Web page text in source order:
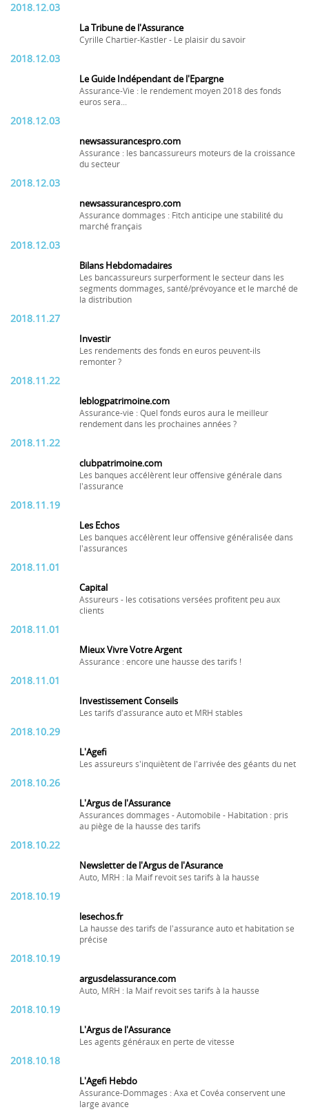
2018.12.03
La Tribune de l'Assurance
Cyrille Chartier-Kastler - Le plaisir du savoir
2018.12.03
Le Guide Indépendant de l'Epargne
Assurance-Vie : le rendement moyen 2018 des fonds
euros sera...
2018.12.03
newsassurancespro.com
Assurance : les bancassureurs moteurs de la croissance
du secteur
2018.12.03
newsassurancespro.com
Assurance dommages : Fitch anticipe une stabilité du
marché français
2018.12.03
Bilans Hebdomadaires
Les bancassureurs surperforment le secteur dans les
segments dommages, santé/prévoyance et le marché de
la distribution
2018.11.27
Investir
Les rendements des fonds en euros peuvent-ils
remonter ?
2018.11.22
leblogpatrimoine.com
Assurance-vie : Quel fonds euros aura le meilleur
rendement dans les prochaines années ?
2018.11.22
clubpatrimoine.com
Les banques accélèrent leur offensive générale dans
l'assurance
2018.11.19
Les Echos
Les banques accélèrent leur offensive généralisée dans
l'assurances
2018.11.01
Capital
Assureurs - les cotisations versées profitent peu aux
clients
2018.11.01
Mieux Vivre Votre Argent
Assurance : encore une hausse des tarifs !
2018.11.01
Investissement Conseils
Les tarifs d'assurance auto et MRH stables
2018.10.29
L'Agefi
Les assureurs s'inquiètent de l'arrivée des géants du net
2018.10.26
L'Argus de l'Assurance
Assurances dommages - Automobile - Habitation : pris
au piège de la hausse des tarifs
2018.10.22
Newsletter de l'Argus de l'Asurance
Auto, MRH : la Maif revoit ses tarifs à la hausse
2018.10.19
lesechos.fr
La hausse des tarifs de l'assurance auto et habitation se
précise
2018.10.19
argusdelassurance.com
Auto, MRH : la Maif revoit ses tarifs à la hausse
2018.10.19
L'Argus de l'Assurance
Les agents généraux en perte de vitesse
2018.10.18
L'Agefi Hebdo
Assurance-Dommages : Axa et Covéa conservent une
large avance